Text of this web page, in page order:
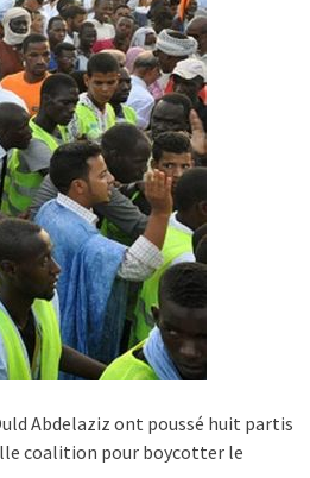
Abdelaziz ont poussé huit partis
coalition pour boycotter le